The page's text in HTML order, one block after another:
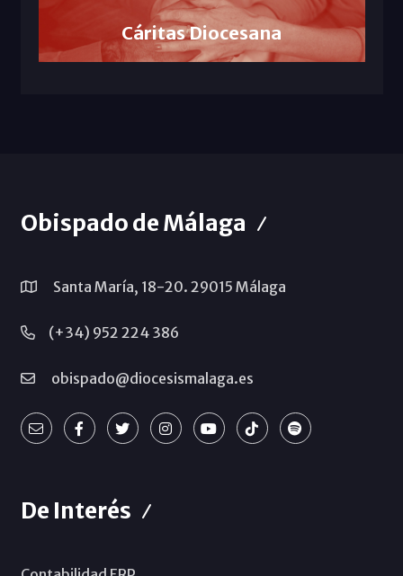
Cáritas Diocesana
Obispado de Málaga
Santa María, 18-20. 29015 Málaga
(+34) 952 224 386
obispado@diocesismalaga.es
De Interés